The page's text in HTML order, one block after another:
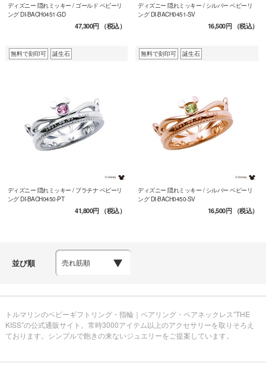
ディズニー 隠れミッキー / ゴールド ベビーリ
ング DI-BACH0451-GD
47,300円（税込）
ディズニー 隠れミッキー / シルバー ベビーリ
ング DI-BACH0451-SV
16,500円（税込）
無料で刻印可 誕生石
ディズニー 隠れミッキー / プラチナ ベビーリ
ング DI-BACH0450-PT
41,800円（税込）
無料で刻印可 誕生石
ディズニー 隠れミッキー / シルバー ベビーリ
ング DI-BACH0450-SV
16,500円（税込）
並び順
トルマリンのベビーギフトリング・指輪｜ペアリング・ペアネックレス”THE
KISS”の公式通販サイト。常時3000アイテム以上のアクセサリーを取りそろえ
ております。シンプルで飽きの来ないジュエリーをご提案しています。